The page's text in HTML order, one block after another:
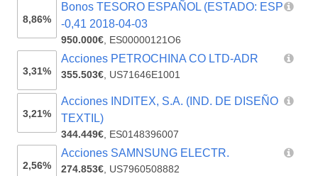
8,86%
Bonos TESORO ESPAÑOL (ESTADO: ESP
-0,41 2018-04-03
950.000€, ES00000121O6
3,31%
Acciones PETROCHINA CO LTD-ADR
355.503€, US71646E1001
3,21%
Acciones INDITEX, S.A. (IND. DE DISEÑO
TEXTIL)
344.449€, ES0148396007
2,56%
Acciones SAMNSUNG ELECTR.
274.853€, US7960508882